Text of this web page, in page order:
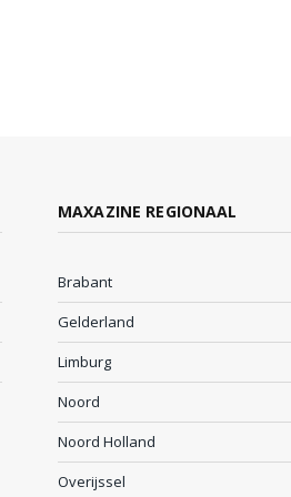
MAXAZINE REGIONAAL
Brabant
Gelderland
Limburg
Noord
Noord Holland
Overijssel